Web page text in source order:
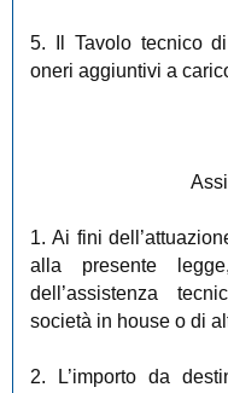
5. Il Tavolo tecnico
oneri aggiuntivi a
1. Ai fini
alla presente
dell’assistenza
società in house o di
2. L’importo da